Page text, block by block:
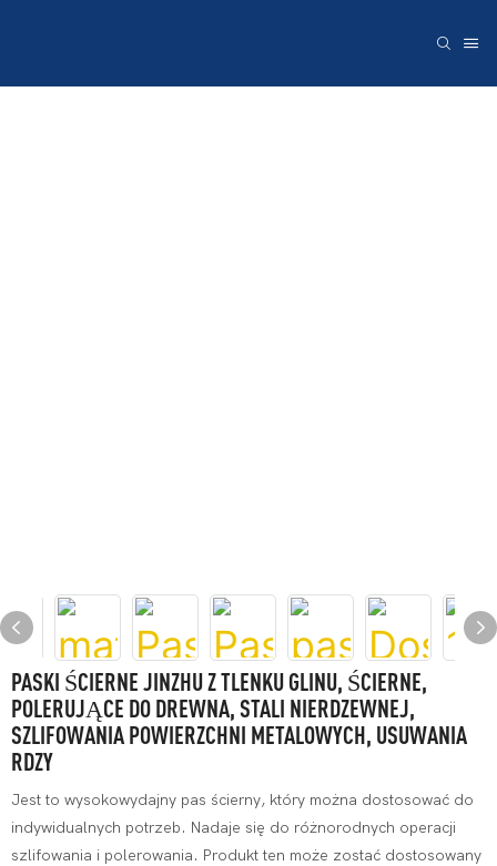
PASKI ŚCIERNE JINZHU Z TLENKU GLINU, ŚCIERNE,
POLERUJĄCE DO DREWNA, STALI NIERDZEWNEJ,
SZLIFOWANIA POWIERZCHNI METALOWYCH, USUWANIA
RDZY
Jest to wysokowydajny pas ścierny, który można dostosować do
indywidualnych potrzeb. Nadaje się do różnorodnych operacji
szlifowania i polerowania. Produkt ten może zostać dostosowany